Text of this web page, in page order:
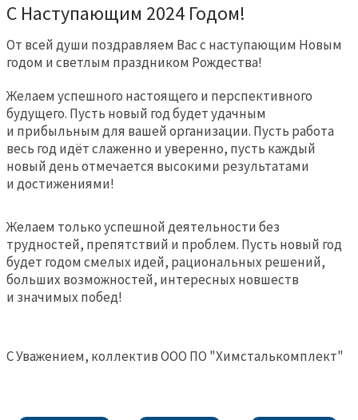
C Наступающим 2024 Годом!
От всей души поздравляем Вас с наступающим Новым
годом и светлым праздником Рождества!
Желаем успешного настоящего и перспективного
будущего. Пусть новый год будет удачным
и прибыльным для вашей организации. Пусть работа
весь год идёт слаженно и уверенно, пусть каждый
новый день отмечается высокими результатами
и достижениями!
Желаем только успешной деятельности без
трудностей, препятствий и проблем. Пусть новый год
будет годом смелых идей, рациональных решений,
больших возможностей, интересных новшеств
и значимых побед!
С Уважением, коллектив ООО ПО "Химсталькомплект"